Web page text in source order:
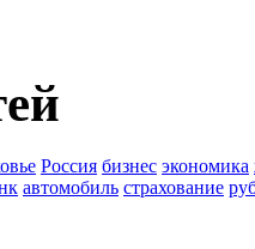
Россия бизнес экономика
автомобиль страхование